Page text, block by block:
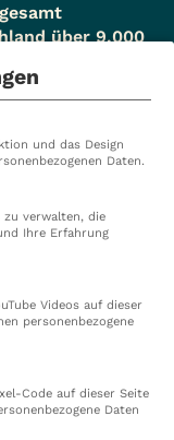
über 9.000
und das Design
Daten.
zu verwalten, die
Ihre Erfahrung
Videos auf dieser
personenbezogene
Code auf dieser Seite
Daten